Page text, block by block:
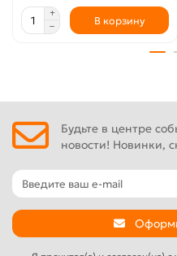
закругленными краями,
оставлять «волны».
• Назначение: финишная
• Форма краев лезвия:
• Материал лезвия:
• Толщина лезвия: 0,3 мм
• Материал ручки: ABS
• Вес: 1,2 кг.
В корзину
Будьте в центре
новости! Новинки,